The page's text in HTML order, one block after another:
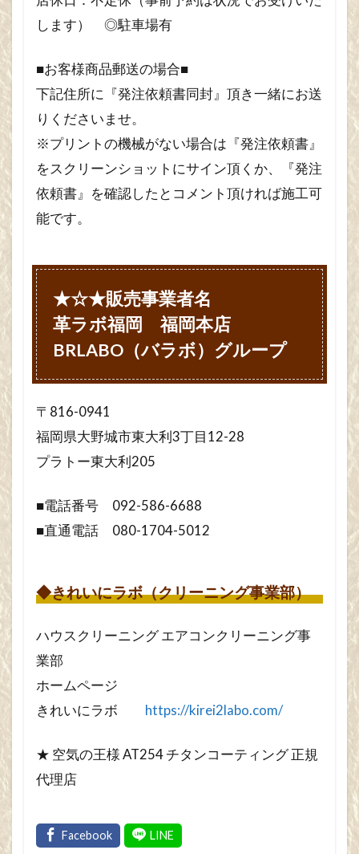
します） ◎駐車場有
■お客様商品郵送の場合■
下記住所に『発注依頼書同封』頂き一緒にお送
りくださいませ。
※プリントの機械がない場合は『発注依頼書』
をスクリーンショットにサイン頂くか、『発注
依頼書』を確認したとコメント頂ければ施工可
能です。
★☆★販売事業者名
革ラボ福岡 福岡本店
BRLABO（バラボ）グループ
〒816-0941
福岡県大野城市東大利3丁目12-28
プラトー東大利205
■電話番号 092-586-6688
■直通電話 080-1704-5012
◆きれいにラボ（クリーニング事業部）
ハウスクリーニング エアコンクリーニング事
業部
ホームページ
きれいにラボ https://kirei2labo.com/
★ 空気の王様 AT254 チタンコーティング 正規
代理店